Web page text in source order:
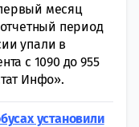
месяц
период
упали в
с 1090 до 955
Инфо».
установили